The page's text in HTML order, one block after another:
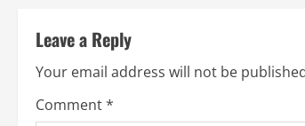
Leave a Reply
Your email address will not be
Comment*